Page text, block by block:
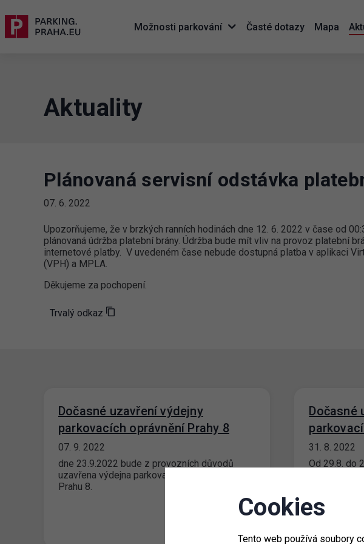
Možnosti parkování Časté dotazy Mapa
Aktuality
Plánovaná servisní odstávka
07. 6. 2022
Upozorňujeme, že v brzkých ranních hodinách dne 12. 6. 2022 v čase od
plánovaná údržba platební brány. Údržba bude mít vliv na provoz platební
internetové platby. V uvedeném čase nebude dostupná platba v aplikaci
(VPH) a MPLA.
Děkujeme za pochopení.
Trvalý odkaz
Dočasné uzavření výdejny
parkovacích oprávnění Prahy 8
07. 9. 2022
dne 23.9.2022 bude z provozních důvodů
uzavřena výdejna parkovacích oprávnění pro
Prahu 8.
Dočasné
31. 8. 2022
Od 29.8. do
Cookies
Tento web používá soubory